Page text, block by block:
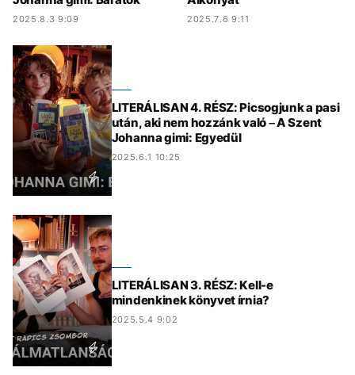
2025.8.3 9:09 2025.7.6 9:11
LITERÁLISAN 4. RÉSZ: Picsogjunk a pasi
után, aki nem hozzánk való – A Szent
Johanna gimi: Egyedül
2025.6.1 10:25
LITERÁLISAN 3. RÉSZ: Kell-e
mindenkinek könyvet írnia?
2025.5.4 9:02